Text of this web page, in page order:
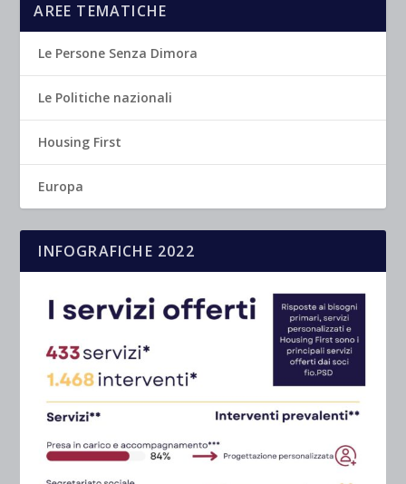
AREE TEMATICHE
Le Persone Senza Dimora
Le Politiche nazionali
Housing First
Europa
INFOGRAFICHE 2022